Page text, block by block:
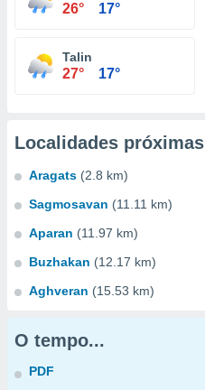
26° 17°
Talin
27° 17°
Localidades próximas
Aragats (2.8 km)
Sagmosavan (11.11 km)
Aparan (11.97 km)
Buzhakan (12.17 km)
Aghveran (15.53 km)
O tempo...
PDF